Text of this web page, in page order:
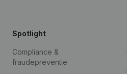
Spotlight
Compliance &
fraudepreventie